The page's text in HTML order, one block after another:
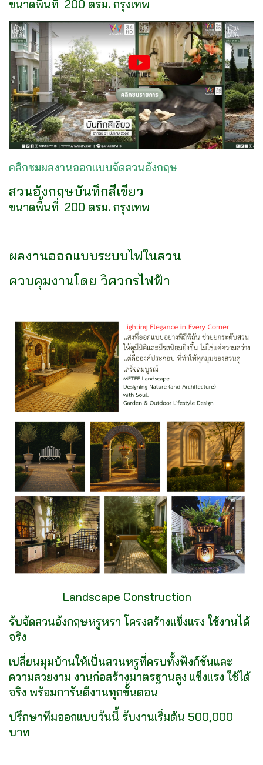
ขนาดพื้นที่ 200 ตรม. กรุงเทพ
คลิกชมผลงานออกแบบจัดสวนอังกฤษ
สวนอังกฤษบันทึกสีเขียว
ขนาดพื้นที่ 200 ตรม. กรุงเทพ
ผลงานออกแบบระบบไฟในสวน
ควบคุมงานโดย วิศวกรไฟฟ้า
Landscape Construction
รับจัดสวนอังกฤษหรูหรา โครงสร้างแข็งแรง ใช้งานได้
จริง
เปลี่ยนมุมบ้านให้เป็นสวนหรูที่ครบทั้งฟังก์ชันและ
ความสวยงาม งานก่อสร้างมาตรฐานสูง แข็งแรง ใช้ได้
จริง พร้อมการันตีงานทุกขั้นตอน
ปรึกษาทีมออกแบบวันนี้ รับงานเริ่มต้น 500,000
บาท